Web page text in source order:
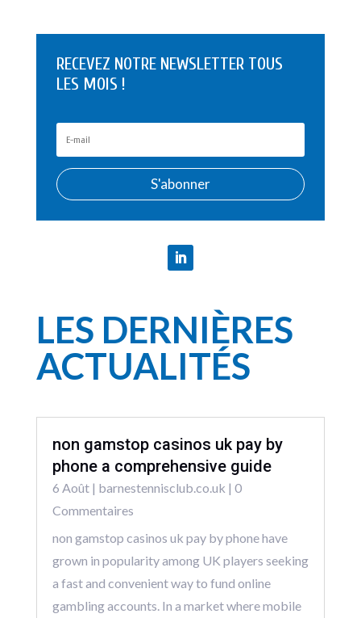
RECEVEZ NOTRE NEWSLETTER TOUS
LES MOIS !
S'abonner
LES DERNIÈRES
ACTUALITÉS
non gamstop casinos uk pay by
phone a comprehensive guide
6 Août| barnestennisclub.co.uk | 0
Commentaires
non gamstop casinos uk pay by phone have
grown in popularity among UK players seeking
a fast and convenient way to fund online
gambling accounts. In a market where mobile